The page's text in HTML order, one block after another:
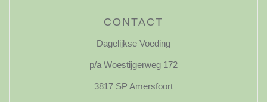
CONTACT
Dagelijkse Voeding
p/a Woestijgerweg 172
3817 SP Amersfoort